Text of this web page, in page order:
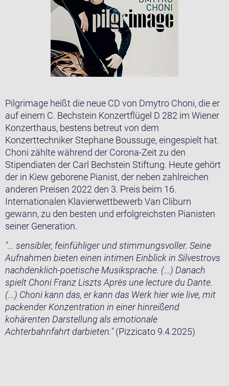
Pilgrimage heißt die neue CD von Dmytro Choni, die er
auf einem C. Bechstein Konzertflügel D 282 im Wiener
Konzerthaus, bestens betreut von dem
Konzerttechniker Stephane Boussuge, eingespielt hat.
Choni zählte während der Corona-Zeit zu den
Stipendiaten der Carl Bechstein Stiftung. Heute gehört
der in Kiew geborene Pianist, der neben zahlreichen
anderen Preisen 2022 den 3. Preis beim 16.
Internationalen Klavierwettbewerb Van Cliburn
gewann, zu den besten und erfolgreichsten Pianisten
seiner Generation.
"... sensibler, feinfühliger und stimmungsvoller. Seine
Aufnahmen bieten einen intimen Einblick in Silvestrovs
nachdenklich-poetische Musiksprache. (...) Danach
spielt Choni Franz Liszts Après une lecture du Dante.
(...) Choni kann das, er kann das Werk hier wie live, mit
packender Konzentration in einer hinreißend
kohärenten Darstellung als emotionale
Achterbahnfahrt darbieten."(Pizzicato 9.4.2025)